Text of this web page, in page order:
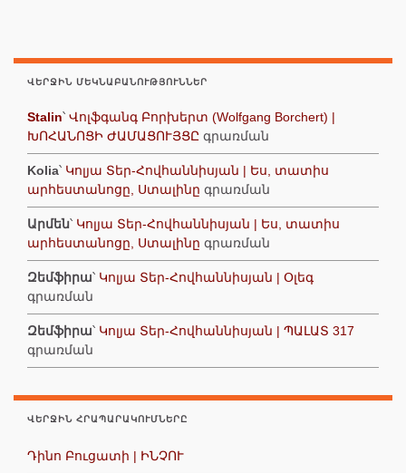
ՎԵՐՋԻՆ ՄԵԿՆԱԲԱՆՈՒԹՅՈՒՆՆԵՐ
Stalin՝ Վոլֆգանգ Բորխերտ (Wolfgang Borchert) |
ԽՈՀԱՆՈՑԻ ԺԱՄԱՑՈՒՅՑԸ գրառման
Kolia՝ Կոլյա Տեր-Հովհաննիսյան | Ես, տատիս
արհեստանոցը, Ստալինը գրառման
Արմեն՝ Կոլյա Տեր-Հովհաննիսյան | Ես, տատիս
արհեստանոցը, Ստալինը գրառման
Զեմֆիրա՝ Կոլյա Տեր-Հովհաննիսյան | Օլեգ
գրառման
Զեմֆիրա՝ Կոլյա Տեր-Հովհաննիսյան | ՊԱԼԱՏ 317
գրառման
ՎԵՐՋԻՆ ՀՐԱՊԱՐԱԿՈՒՄՆԵՐԸ
Դինո Բուցատի | ԻՆՉՈՒ